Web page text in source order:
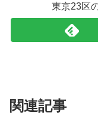
東京23区
関連記事